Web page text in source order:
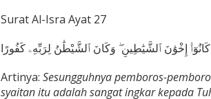
Surat Al-Isra Ayat 27
كَانُوٓا۟ إِخْوَٰنَ ٱلشَّيَٰطِينِ ۖ وَكَانَ ٱلشَّيْطَٰنُ لِرَبِّهِۦ كَفُورًا
Artinya: Sesungguhnya pemboros-
syaitan itu adalah sangat ingkar kepada